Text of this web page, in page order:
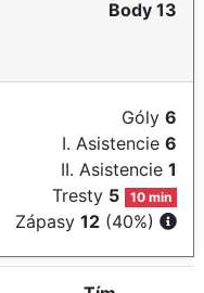
Body 13
Góly 6
I. Asistencie 6
II. Asistencie 1
Tresty 5 10 min
Zápasy 12 (40%)